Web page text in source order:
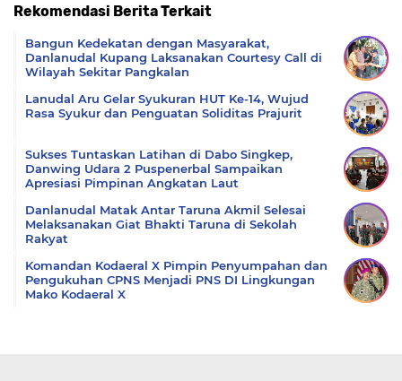
Rekomendasi Berita Terkait
Bangun Kedekatan dengan Masyarakat,
Danlanudal Kupang Laksanakan Courtesy Call di
Wilayah Sekitar Pangkalan
Lanudal Aru Gelar Syukuran HUT Ke-14, Wujud
Rasa Syukur dan Penguatan Soliditas Prajurit
Sukses Tuntaskan Latihan di Dabo Singkep,
Danwing Udara 2 Puspenerbal Sampaikan
Apresiasi Pimpinan Angkatan Laut
Danlanudal Matak Antar Taruna Akmil Selesai
Melaksanakan Giat Bhakti Taruna di Sekolah
Rakyat
Komandan Kodaeral X Pimpin Penyumpahan dan
Pengukuhan CPNS Menjadi PNS DI Lingkungan
Mako Kodaeral X